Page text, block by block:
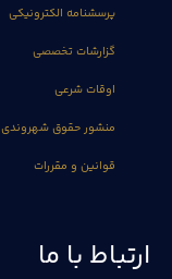
پرسشنامه الکترونیکی
گزارشات تخصصی
اوقات شرعی
منشور حقوق شهروندی
قوانین و مقررات
ارتباط با ما